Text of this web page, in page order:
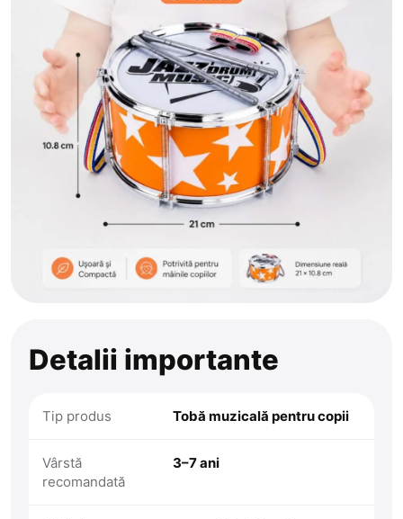
Detalii importante
Tip produs Tobă muzicală pentru copii
Vârstă
recomandată
3–7 ani